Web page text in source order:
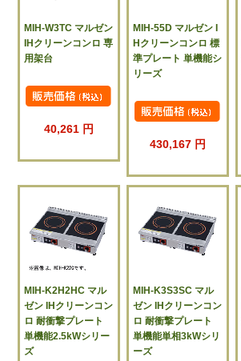
MIH-W3TC マルゼン
IHクリーンコンロ 専
用架台
40,261 円
MIH-55D マルゼン I
Hクリーンコンロ 標
準プレート 単機能シ
リーズ
430,167 円
MIH-K2H2HC マル
ゼン IHクリーンコン
ロ 耐衝撃プレート
単機能2.5kWシリー
ズ
MIH-K3S3SC マル
ゼン IHクリーンコン
ロ 耐衝撃プレート
単機能単相3kWシリ
ーズ